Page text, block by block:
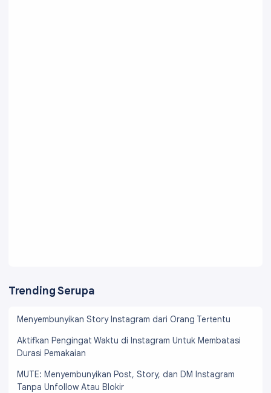
Trending Serupa
Menyembunyikan Story Instagram dari Orang Tertentu
Aktifkan Pengingat Waktu di Instagram Untuk Membatasi
Durasi Pemakaian
MUTE: Menyembunyikan Post, Story, dan DM Instagram
Tanpa Unfollow Atau Blokir